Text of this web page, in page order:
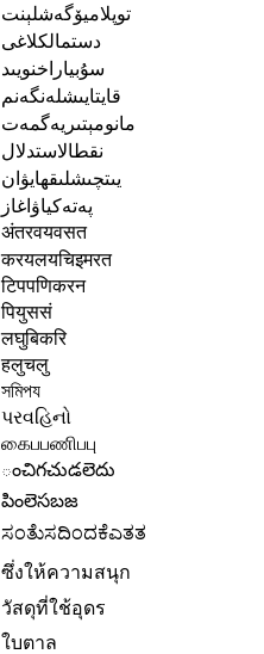
توپلاميۆگەشلېنت
دستمالکلاغی
سۇبياراخنويىد
قايتايىشلەنگەنم
مانومېتىريەگمەت
نقطالاستدلال
يىتچىشلىقھايۋان
پەتەكياۋاغاز
अंतरवयवसत
करयलयचिइमरत
टिपपणिकरन
पियुससं
लघुबिकरि
हलुचलु
সমিপয
પરવહિનો
கைபபணிபபு
ంచిగచుడలెదు
పింలెసబజ
ಸಂತೆುಸದಿಂದಕೆಎತತ
ซึ่งให้ความสนุก
วัสดุที่ใช้อุดร
ใบตาล